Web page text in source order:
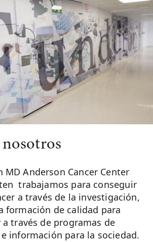
nosotros
MD Anderson Cancer Center
trabajamos para conseguir
a través de la investigación,
formación de calidad para
través de programas de
información para la sociedad.